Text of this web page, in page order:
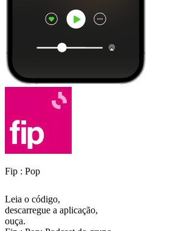
Fip : Pop
Leia o código,
descarregue a aplicação,
ouça.